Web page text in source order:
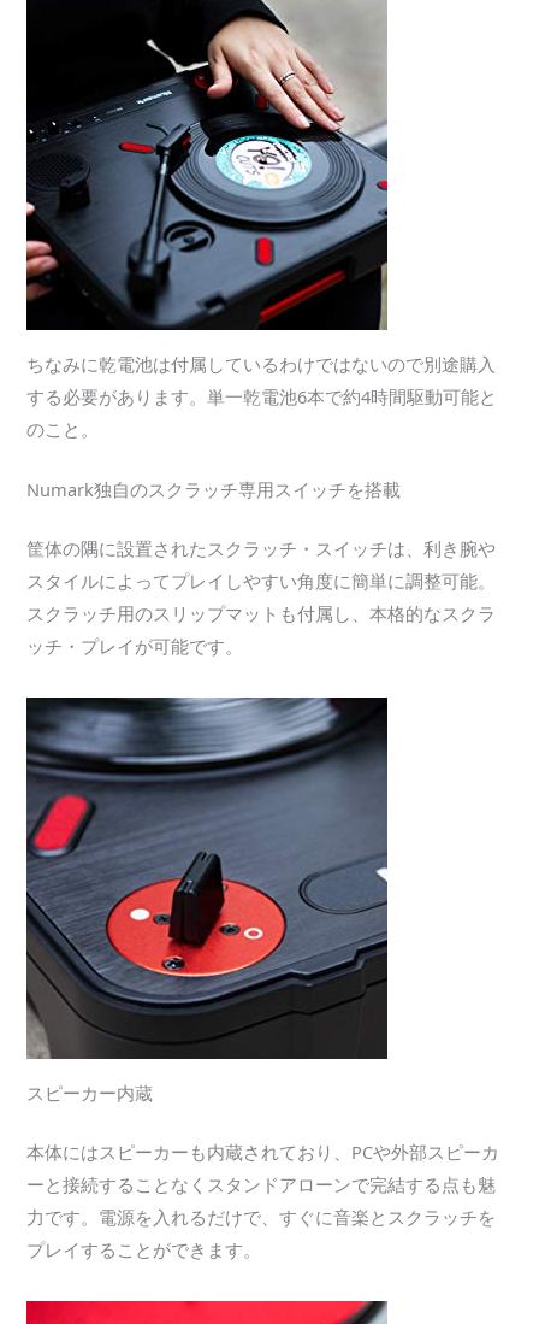
ちなみに乾電池は付属しているわけではないので別途購入
する必要があります。単一乾電池6本で約4時間駆動可能と
のこと。
Numark独自のスクラッチ専用スイッチを搭載
筐体の隅に設置されたスクラッチ・スイッチは、利き腕や
スタイルによってプレイしやすい角度に簡単に調整可能。
スクラッチ用のスリップマットも付属し、本格的なスクラ
ッチ・プレイが可能です。
スピーカー内蔵
本体にはスピーカーも内蔵されており、PCや外部スピーカ
ーと接続することなくスタンドアローンで完結する点も魅
力です。電源を入れるだけで、すぐに音楽とスクラッチを
プレイすることができます。